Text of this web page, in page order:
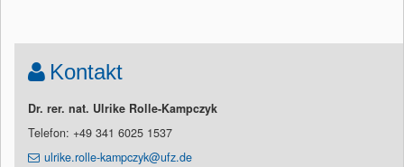
Kontakt
Dr. rer. nat. Ulrike Rolle-Kampczyk
Telefon: +49 341 6025 1537
ulrike.rolle-kampczyk@ufz.de